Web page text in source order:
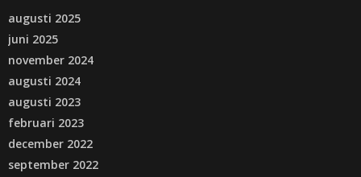
augusti 2025
juni 2025
november 2024
augusti 2024
augusti 2023
februari 2023
december 2022
september 2022